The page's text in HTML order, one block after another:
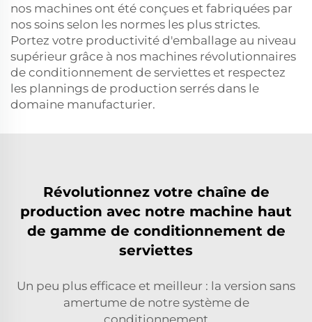
nos machines ont été conçues et fabriquées par
nos soins selon les normes les plus strictes.
Portez votre productivité d'emballage au niveau
supérieur grâce à nos machines révolutionnaires
de conditionnement de serviettes et respectez
les plannings de production serrés dans le
domaine manufacturier.
Révolutionnez votre chaîne de
production avec notre machine haut
de gamme de conditionnement de
serviettes
Un peu plus efficace et meilleur : la version sans
amertume de notre système de
conditionnement